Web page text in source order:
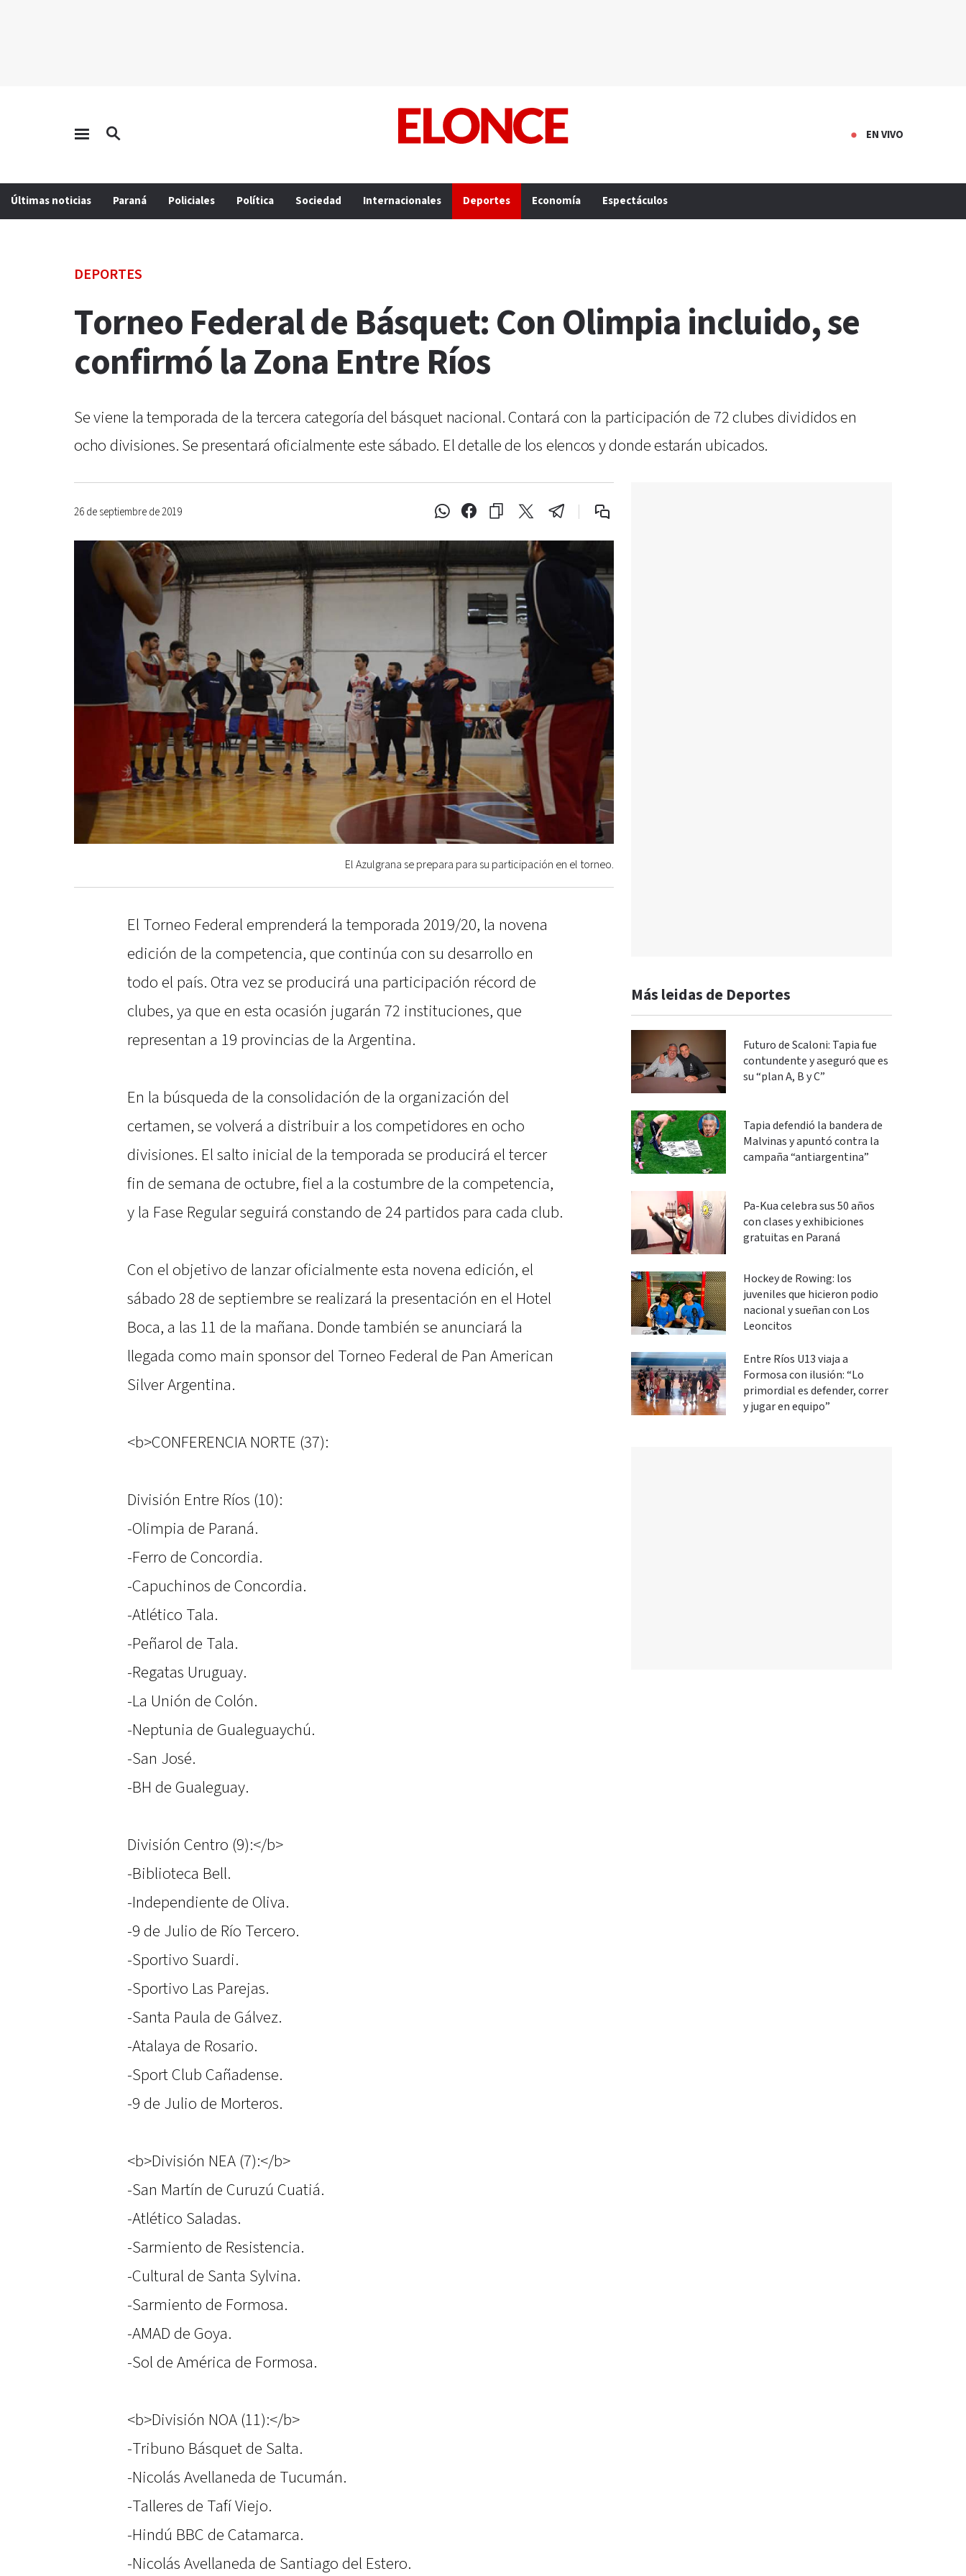
EN VIVO
Últimas noticias Paraná Policiales Política Sociedad Internacionales Deportes Economía Espectáculos
DEPORTES
Torneo Federal de Básquet: Con Olimpia incluido, se
confirmó la Zona Entre Ríos
Se viene la temporada de la tercera categoría del básquet nacional. Contará con la participación de 72 clubes divididos en
ocho divisiones. Se presentará oficialmente este sábado. El detalle de los elencos y donde estarán ubicados.
26 de septiembre de 2019
El Azulgrana se prepara para su participación en el torneo.
El Torneo Federal emprenderá la temporada 2019/20, la novena
edición de la competencia, que continúa con su desarrollo en
todo el país. Otra vez se producirá una participación récord de
clubes, ya que en esta ocasión jugarán 72 instituciones, que
representan a 19 provincias de la Argentina.
En la búsqueda de la consolidación de la organización del
certamen, se volverá a distribuir a los competidores en ocho
divisiones. El salto inicial de la temporada se producirá el tercer
fin de semana de octubre, fiel a la costumbre de la competencia,
y la Fase Regular seguirá constando de 24 partidos para cada club.
Con el objetivo de lanzar oficialmente esta novena edición, el
sábado 28 de septiembre se realizará la presentación en el Hotel
Boca, a las 11 de la mañana. Donde también se anunciará la
llegada como main sponsor del Torneo Federal de Pan American
Silver Argentina.
<b>CONFERENCIA NORTE (37):
División Entre Ríos (10):
-Olimpia de Paraná.
-Ferro de Concordia.
-Capuchinos de Concordia.
-Atlético Tala.
-Peñarol de Tala.
-Regatas Uruguay.
-La Unión de Colón.
-Neptunia de Gualeguaychú.
-San José.
-BH de Gualeguay.
División Centro (9):</b>
-Biblioteca Bell.
-Independiente de Oliva.
-9 de Julio de Río Tercero.
-Sportivo Suardi.
-Sportivo Las Parejas.
-Santa Paula de Gálvez.
-Atalaya de Rosario.
-Sport Club Cañadense.
-9 de Julio de Morteros.
<b>División NEA (7):</b>
-San Martín de Curuzú Cuatiá.
-Atlético Saladas.
-Sarmiento de Resistencia.
-Cultural de Santa Sylvina.
-Sarmiento de Formosa.
-AMAD de Goya.
-Sol de América de Formosa.
<b>División NOA (11):</b>
-Tribuno Básquet de Salta.
-Nicolás Avellaneda de Tucumán.
-Talleres de Tafí Viejo.
-Hindú BBC de Catamarca.
-Nicolás Avellaneda de Santiago del Estero.
Más leidas de Deportes
Futuro de Scaloni: Tapia fue
contundente y aseguró que es
su “plan A, B y C”
Tapia defendió la bandera de
Malvinas y apuntó contra la
campaña “antiargentina”
Pa-Kua celebra sus 50 años
con clases y exhibiciones
gratuitas en Paraná
Hockey de Rowing: los
juveniles que hicieron podio
nacional y sueñan con Los
Leoncitos
Entre Ríos U13 viaja a
Formosa con ilusión: “Lo
primordial es defender, correr
y jugar en equipo”